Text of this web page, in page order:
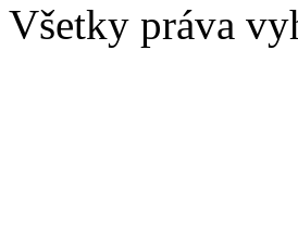
Všetky práva